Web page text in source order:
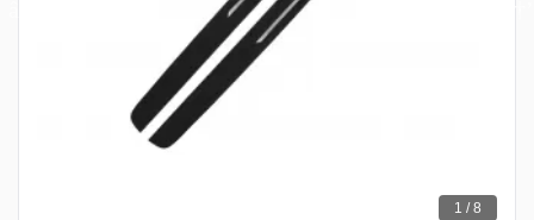
1 / 8